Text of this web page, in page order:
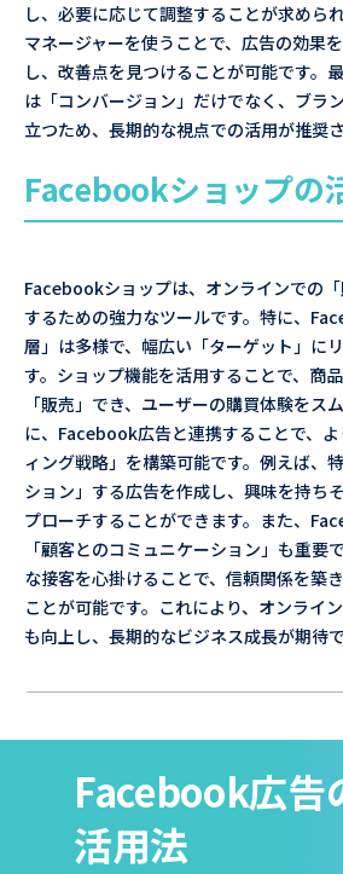
し、必要に応じて調整することが求めら
マネージャーを使うことで、広告の効果
し、改善点を見つけることが可能です。
は「コンバージョン」だけでなく、ブラ
立つため、長期的な視点での活用が推奨さ
Facebookショップの
Facebookショップは、オンラインでの
するための強力なツールです。特に、
層」は多様で、幅広い「ターゲット」に
す。ショップ機能を活用することで、商
「販売」でき、ユーザーの購買体験をス
に、Facebook広告と連携することで、
ィング戦略」を構築可能です。例えば、
ション」する広告を作成し、興味を持ち
プローチすることができます。また、
「顧客とのコミュニケーション」も重要
な接客を心掛けることで、信頼関係を築
ことが可能です。これにより、オンライ
も向上し、長期的なビジネス成長が期待で
Facebook広告
活用法